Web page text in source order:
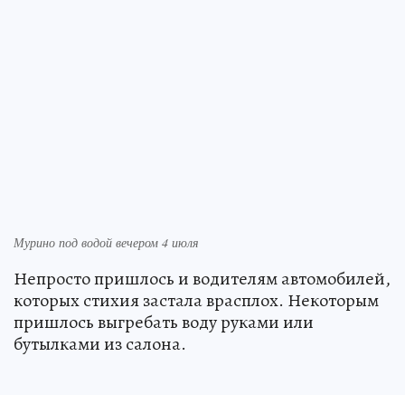
Мурино под водой вечером 4 июля
Непросто пришлось и водителям автомобилей,
которых стихия застала врасплох. Некоторым
пришлось выгребать воду руками или
бутылками из салона.